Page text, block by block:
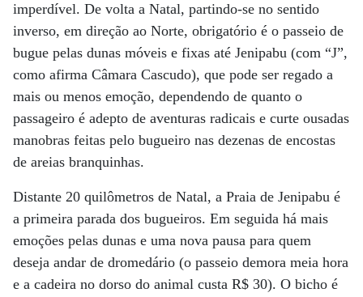
imperdível. De volta a Natal, partindo-se no sentido
inverso, em direção ao Norte, obrigatório é o passeio de
bugue pelas dunas móveis e fixas até Jenipabu (com “J”,
como afirma Câmara Cascudo), que pode ser regado a
mais ou menos emoção, dependendo de quanto o
passageiro é adepto de aventuras radicais e curte ousadas
manobras feitas pelo bugueiro nas dezenas de encostas
de areias branquinhas.
Distante 20 quilômetros de Natal, a Praia de Jenipabu é
a primeira parada dos bugueiros. Em seguida há mais
emoções pelas dunas e uma nova pausa para quem
deseja andar de dromedário (o passeio demora meia hora
e a cadeira no dorso do animal custa R$ 30). O bicho é